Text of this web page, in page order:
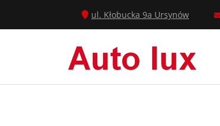
ul. Kłobucka 9a Ursynów